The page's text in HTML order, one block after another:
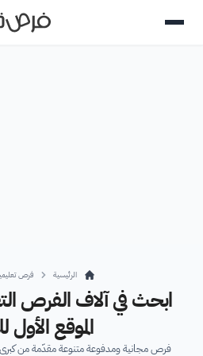
الرئيسية فرص
ابحث في آلاف الفرص
الموقع
فرص مجانية ومدفوعة متنوعة مقدّمة من